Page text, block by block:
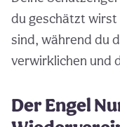
du geschätzt wirst
sind, während du
verwirklichen und
Der Engel